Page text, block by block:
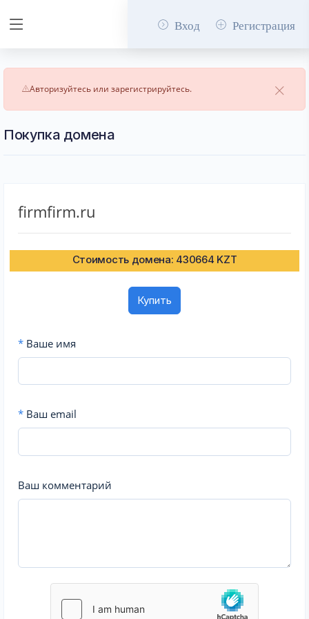
Вход Регистрация
Авторизуйтесь или зарегистрируйтесь.
Покупка домена
firmfirm.ru
Стоимость домена: 430664 KZT
Купить
* Ваше имя
* Ваш email
Ваш комментарий